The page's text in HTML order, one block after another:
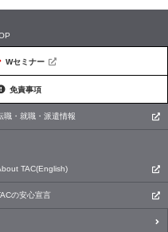
Wセミナー
免責事項
職・就職・派遣情報
TAC(English)
の安心宣言